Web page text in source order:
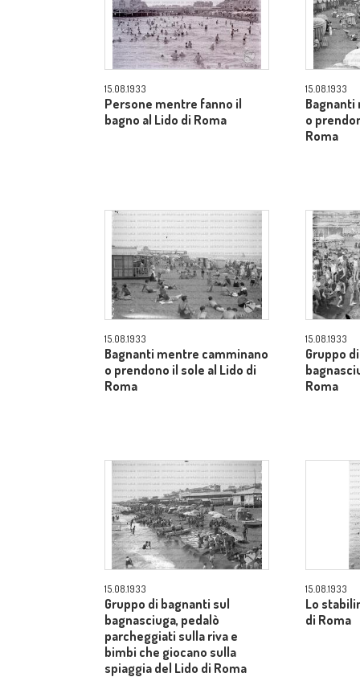
15.08.1933
Persone mentre fanno il
bagno al Lido di Roma
15.08.1933
o
Roma
15.08.1933
Bagnanti mentre camminano
o prendono il sole al Lido di
Roma
15.08.1933
Gruppo
Roma
15.08.1933
Gruppo di bagnanti sul
bagnasciuga, pedalò
parcheggiati sulla riva e
bimbi che giocano sulla
spiaggia del Lido di Roma
15.08.1933
Lo
di Roma